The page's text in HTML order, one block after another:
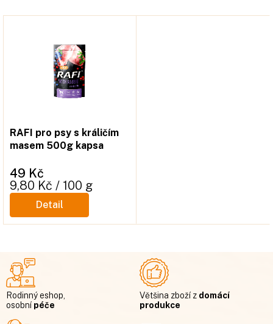
RAFI pro psy s králičím
masem 500g kapsa
49 Kč
Měrná
cena:
9,80 Kč / 100 g
Detail
Rodinný eshop,
osobní péče
Většina zboží z domácí
produkce